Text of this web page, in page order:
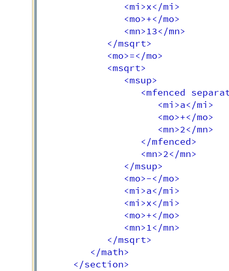
               <mi>x</mi>
               <mo>+</mo>
               <mn>13</mn>
            </msqrt>
            <mo>=</mo>
            <msqrt>
               <msup>
<mfenced
                     <mi>a</mi>
                     <mo>+</mo>
                     <mn>2</mn>
                  </mfenced>
                  <mn>2</mn>
               </msup>
               <mo>-</mo>
               <mi>a</mi>
               <mi>x</mi>
               <mo>+</mo>
               <mn>1</mn>
            </msqrt>
         </math>
      </section>